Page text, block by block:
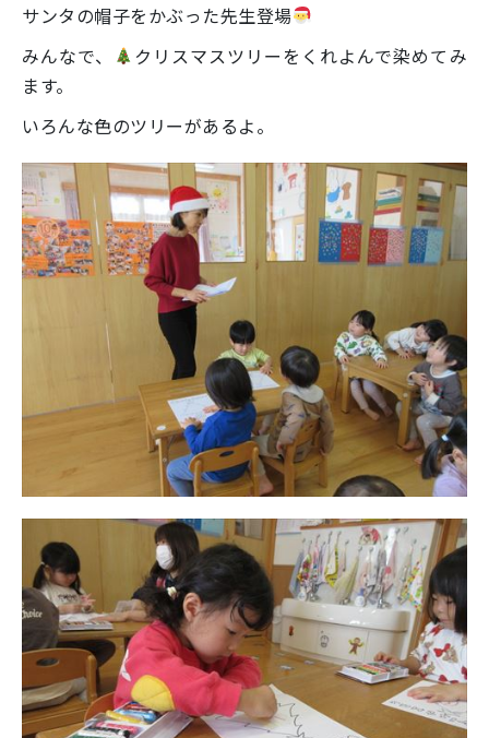
サンタの帽子をかぶった先生登場
みんなで、
クリスマスツリーをくれよんで染めてみ
ます。
いろんな色のツリーがあるよ。